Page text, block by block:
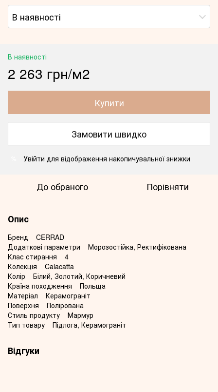
В наявності
В наявності
2 263 грн/м2
Купити
Замовити швидко
Увійти для відображення накопичувальної знижки
До обраного Порівняти
Опис
Бренд CERRAD
Додаткові параметри Морозостійка, Ректифікована
Клас стирання 4
Колекція Calacatta
Колір Білий, Золотий, Коричневий
Країна походження Польща
Матеріал Керамограніт
Поверхня Полірована
Стиль продукту Мармур
Тип товару Підлога, Керамограніт
Відгуки